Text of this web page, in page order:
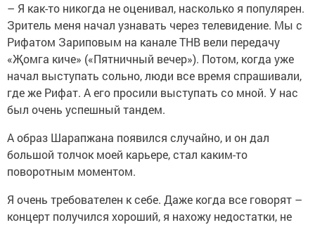
– Я как-то никогда не оценивал, насколько я популярен.
Зритель меня начал узнавать через телевидение. Мы с
Рифатом Зариповым на канале ТНВ вели передачу
«Җомга киче» («Пятничный вечер»). Потом, когда уже
начал выступать сольно, люди все время спрашивали,
где же Рифат. А его просили выступать со мной. У нас
был очень успешный тандем.
А образ Шарапжана появился случайно, и он дал
большой толчок моей карьере, стал каким-то
поворотным моментом.
Я очень требователен к себе. Даже когда все говорят –
концерт получился хороший, я нахожу недостатки, не